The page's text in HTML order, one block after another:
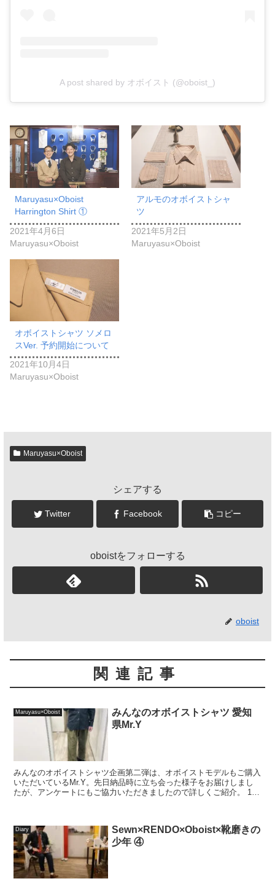
A post shared by オボイスト (@oboist_)
Maruyasu×Oboist
Harrington Shirt ①
2021年4月6日
Maruyasu×Oboist
アルモのオボイストシャ
ツ
2021年5月2日
Maruyasu×Oboist
オボイストシャツ ソメロ
スVer. 予約開始について
2021年10月4日
Maruyasu×Oboist
Maruyasu×Oboist
シェアする
Twitter Facebook コピー
oboistをフォローする
oboist
関連記事
Maruyasu×Oboist
みんなのオボイストシャツ 愛知
県Mr.Y
みんなのオボイストシャツ企画第二弾は、オボイストモデルもご購入
いただいているMr.Y。先日納品時に立ち会った様子をお届けしまし
たが、アンケートにもご協力いただきましたので詳しくご紹介。 1.
Diary
Sewn×RENDO×Oboist×靴磨きの
少年 ④